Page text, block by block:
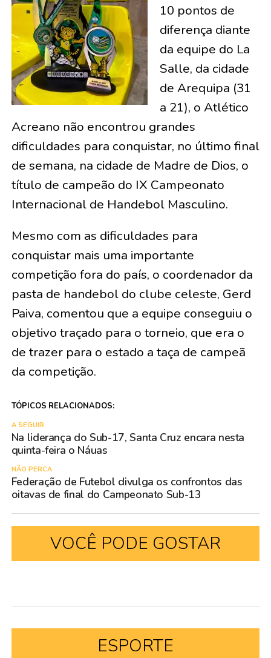
10 pontos de
diferença diante
da equipe do La
Salle, da cidade
de Arequipa (31
a 21), o Atlético
Acreano não encontrou grandes
dificuldades para conquistar, no último final
de semana, na cidade de Madre de Dios, o
título de campeão do IX Campeonato
Internacional de Handebol Masculino.
Mesmo com as dificuldades para
conquistar mais uma importante
competição fora do país, o coordenador da
pasta de handebol do clube celeste, Gerd
Paiva, comentou que a equipe conseguiu o
objetivo traçado para o torneio, que era o
de trazer para o estado a taça de campeã
da competição.
TÓPICOS RELACIONADOS:
A SEGUIR
Na liderança do Sub-17, Santa Cruz encara nesta
quinta-feira o Náuas
NÃO PERCA
Federação de Futebol divulga os confrontos das
oitavas de final do Campeonato Sub-13
VOCÊ PODE GOSTAR
ESPORTE